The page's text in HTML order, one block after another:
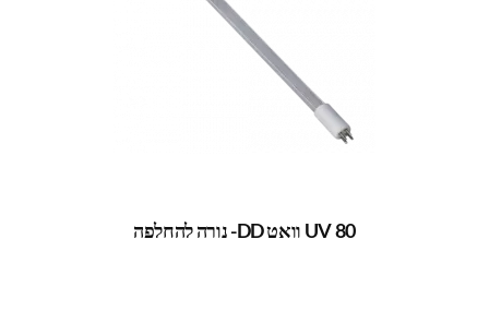
UV 80 וואט DD- נורה להחלפה